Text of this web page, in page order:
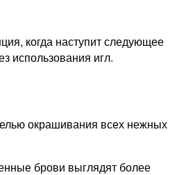
когда наступит следующее
использования игл.
окрашивания всех нежных
брови выглядят более